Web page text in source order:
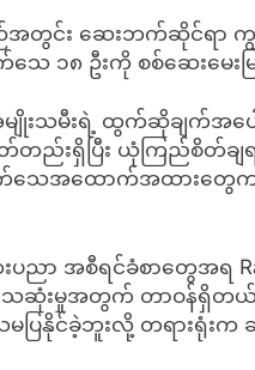
င်း ဆေးဘက်ဆိုင်ရာ ကျွ
၁၈ ဦးကို စစ်ဆေးမေးမ
းသမီးရဲ့ ထွက်ဆိုချက်အပေ
းရှိပြီး ယုံကြည်စိတ်ချရ
က်သေအထောက်အထားတွ
းပညာ အစီရင်ခံစာတွေအရ
မသေဆုံးမှုအတွက် တာဝန်
ြနိုင်ခဲ့ဘူးလို့ တရားရုံးက